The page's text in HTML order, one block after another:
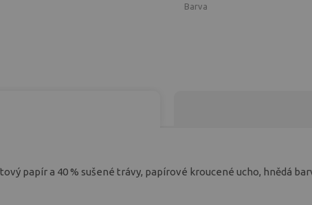
Barva
papír a 40 % sušené trávy, papírové kroucené ucho, hnědá